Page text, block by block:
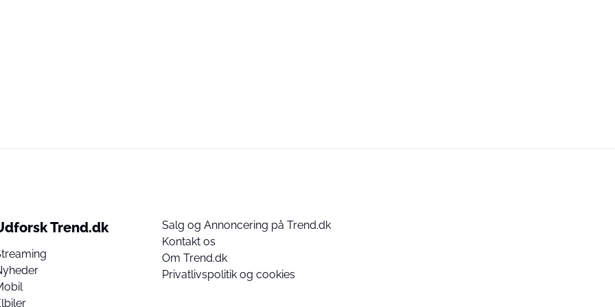
Trend.dk
Salg og Annoncering på Trend.dk
Kontakt os
Om Trend.dk
Privatlivspolitik og cookies